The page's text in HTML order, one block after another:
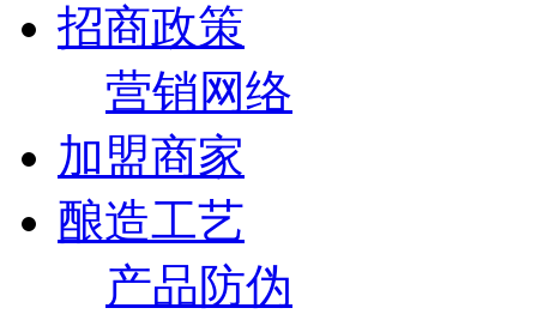
招商政策
营销网络
加盟商家
酿造工艺
产品防伪